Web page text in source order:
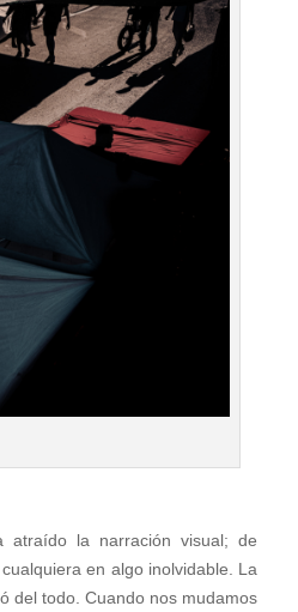
la narración visual; de
en algo inolvidable. La
del todo. Cuando nos mudamos